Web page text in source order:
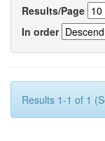
Results/Page
In order
Results 1-1 of 1